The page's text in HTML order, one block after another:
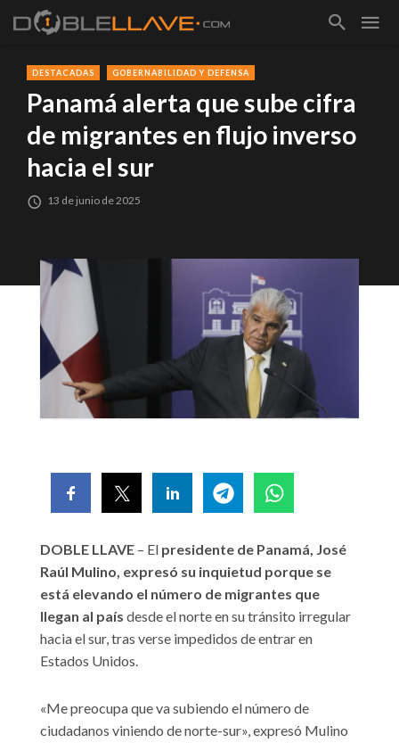
DESTACADAS GOBERNABILIDAD Y DEFENSA
Panamá alerta que sube cifra
de migrantes en flujo inverso
hacia el sur
13 de junio de 2025
DOBLE LLAVE – El presidente de Panamá, José
Raúl Mulino, expresó su inquietud porque se
está elevando el número de migrantes que
llegan al país desde el norte en su tránsito irregular
hacia el sur, tras verse impedidos de entrar en
Estados Unidos.
«Me preocupa que va subiendo el número de
ciudadanos viniendo de norte-sur», expresó Mulino